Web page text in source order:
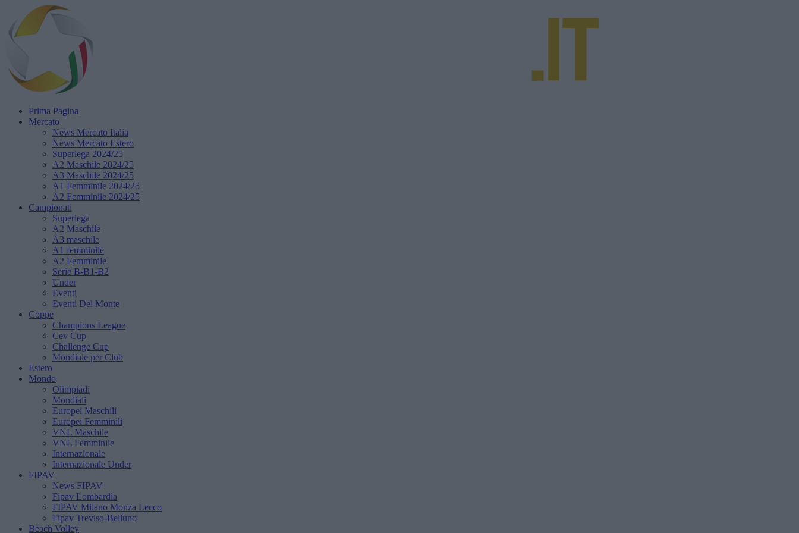
Prima Pagina
Mercato
News Mercato Italia
News Mercato Estero
Superlega 2024/25
A2 Maschile 2024/25
A3 Maschile 2024/25
A1 Femminile 2024/25
A2 Femminile 2024/25
Campionati
Superlega
A2 Maschile
A3 maschile
A1 femminile
A2 Femminile
Serie B-B1-B2
Under
Eventi
Eventi Del Monte
Coppe
Champions League
Cev Cup
Challenge Cup
Mondiale per Club
Estero
Mondo
Olimpiadi
Mondiali
Europei Maschili
Europei Femminili
VNL Maschile
VNL Femminile
Internazionale
Internazionale Under
FIPAV
News FIPAV
Fipav Lombardia
FIPAV Milano Monza Lecco
Fipav Treviso-Belluno
Beach Volley